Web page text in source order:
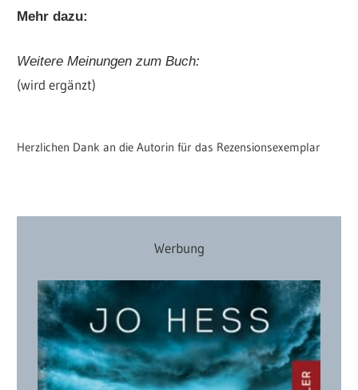
Mehr dazu:
Weitere Meinungen zum Buch:
(wird ergänzt)
Herzlichen Dank an die Autorin für das Rezensionsexemplar
Werbung